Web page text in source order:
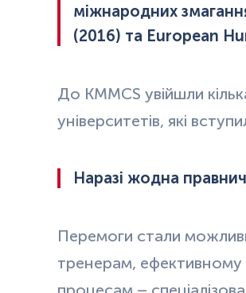
міжнародних
(2016) та European
До KMMCS увійшли
університетів, які
Наразі жодна
Перемоги стали
тренерам,